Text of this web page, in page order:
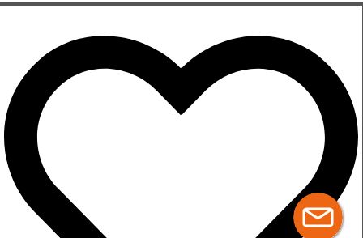
Tu carrito te
espera
Si ahora no es buen momento, no pasa nada. Déjanos tu
correo y retomamos la compra cuando quieras.